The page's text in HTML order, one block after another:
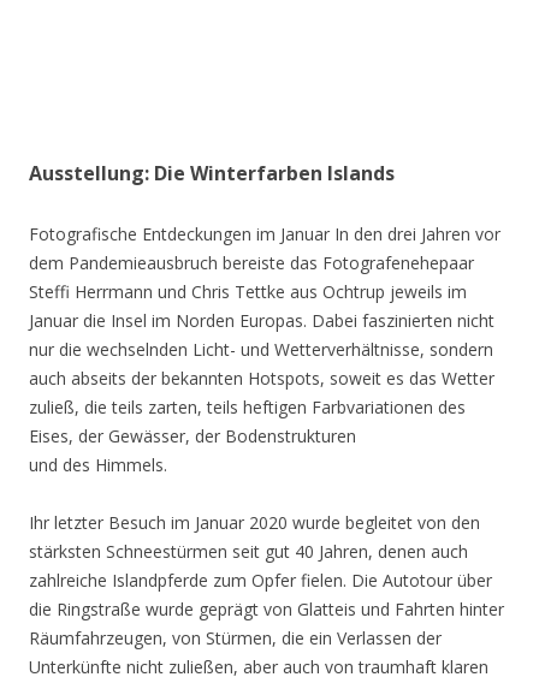
Ausstellung: Die Winterfarben Islands
Fotografische Entdeckungen im Januar In den drei Jahren vor
dem Pandemieausbruch bereiste das Fotografenehepaar
Steffi Herrmann und Chris Tettke aus Ochtrup jeweils im
Januar die Insel im Norden Europas. Dabei faszinierten nicht
nur die wechselnden Licht- und Wetterverhältnisse, sondern
auch abseits der bekannten Hotspots, soweit es das Wetter
zuließ, die teils zarten, teils heftigen Farbvariationen des
Eises, der Gewässer, der Bodenstrukturen
und des Himmels.
Ihr letzter Besuch im Januar 2020 wurde begleitet von den
stärksten Schneestürmen seit gut 40 Jahren, denen auch
zahlreiche Islandpferde zum Opfer fielen. Die Autotour über
die Ringstraße wurde geprägt von Glatteis und Fahrten hinter
Räumfahrzeugen, von Stürmen, die ein Verlassen der
Unterkünfte nicht zuließen, aber auch von traumhaft klaren